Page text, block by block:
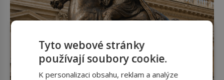
Tyto webové stránky
používají soubory cookie.
K personalizaci obsahu, reklam a analýze